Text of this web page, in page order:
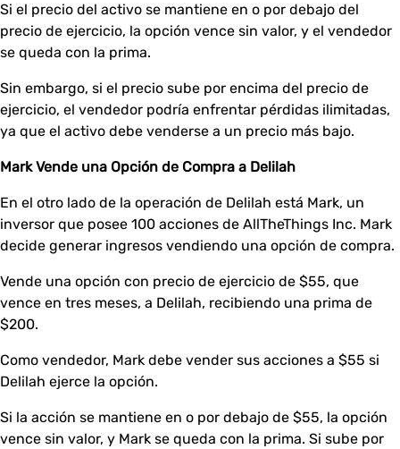
Si el precio del activo se mantiene en o por debajo del
precio de ejercicio, la opción vence sin valor, y el vendedor
se queda con la prima.
Sin embargo, si el precio sube por encima del precio de
ejercicio, el vendedor podría enfrentar pérdidas ilimitadas,
ya que el activo debe venderse a un precio más bajo.
Mark Vende una Opción de Compra a Delilah
En el otro lado de la operación de Delilah está Mark, un
inversor que posee 100 acciones de AllTheThings Inc. Mark
decide generar ingresos vendiendo una opción de compra.
Vende una opción con precio de ejercicio de $55, que
vence en tres meses, a Delilah, recibiendo una prima de
$200.
Como vendedor, Mark debe vender sus acciones a $55 si
Delilah ejerce la opción.
Si la acción se mantiene en o por debajo de $55, la opción
vence sin valor, y Mark se queda con la prima. Si sube por